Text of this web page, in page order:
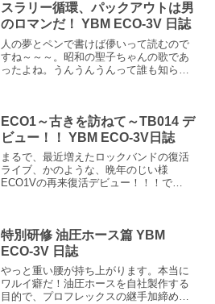
感覚ですが1Vで掘削時は...
スラリー循環、パックアウトは男
のロマンだ！ YBM ECO-3V 日誌
人の夢とペンで書けば儚いって読むので
すね～～～。昭和の聖子ちゃんの歌であ
ったよね。うんうんうんって誰も知らん
んが、マジで掃除機３台が...
ECO1～古きを訪ねて～TB014 デ
ビュー！！ YBM ECO-3V日誌
まるで、最近増えたロックバンドの復活
ライブ、かのような、晩年のじい様
ECO1Vの再来復活デビュー！！！で
で行かなかったけれど、...
特別研修 油圧ホース篇 YBM
ECO-3V 日誌
やっと重い腰が持ち上がります。本当に
ワルイ癖だ！油圧ホースを自社製作する
目的で、プロフレックスの継手加締め機